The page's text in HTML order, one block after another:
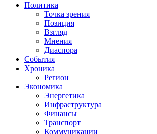
Политика
Точка зрения
Позиция
Взгляд
Мнения
Диаспора
События
Хроника
Регион
Экономика
Энергетика
Инфраструктура
Финансы
Транспорт
Коммуникации